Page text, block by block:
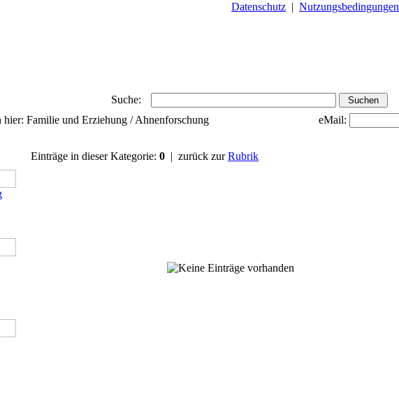
Datenschutz | Nutzungsbedingungen
Suche:
hier: Familie und Erziehung / Ahnenforschung
eMail:
Einträge in dieser Kategorie: 0 | zurück zurRubrik